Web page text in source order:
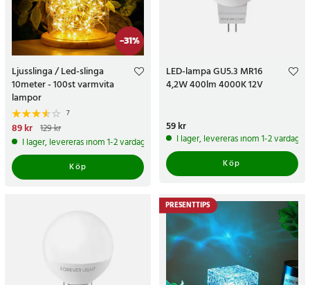
-31%
Ljusslinga / Led-slinga
10meter - 100st varmvita
lampor
7
Nuvarande pris
pris:129 kr
89 kr 129 kr
I lager, levereras inom 1-2 vardagar
Köp
LED-lampa GU5.3 MR16
4,2W 400lm 4000K 12V
Pris:
59 kr
I lager, levereras inom 1-2 vardagar
Köp
PRESENTTIPS